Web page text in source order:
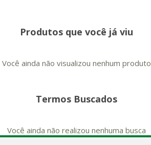
Produtos que você já viu
Você ainda não visualizou nenhum produto
Termos Buscados
Você ainda não realizou nenhuma busca